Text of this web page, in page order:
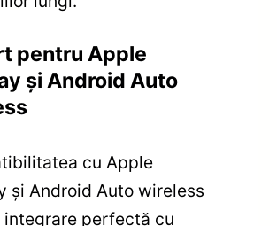
pentru Apple
și Android Auto
cu Apple
și Android Auto wireless
integrare perfectă cu